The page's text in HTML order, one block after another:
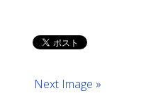
Next Image »